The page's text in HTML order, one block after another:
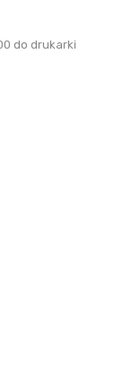
do drukarki